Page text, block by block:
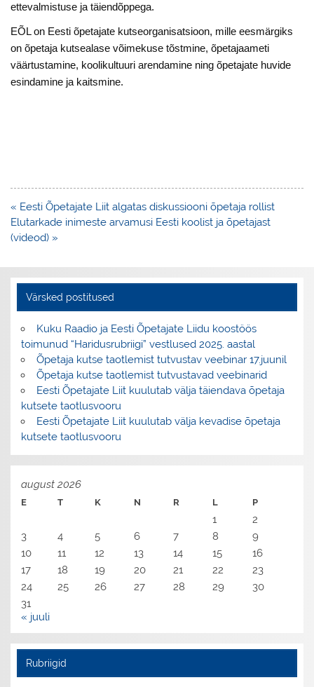
ettevalmistuse ja täiendõppega.
EÕL on Eesti õpetajate kutseorganisatsioon, mille eesmärgiks
on õpetaja kutsealase võimekuse tõstmine, õpetajaameti
väärtustamine, koolikultuuri arendamine ning õpetajate huvide
esindamine ja kaitsmine.
Navigeerimine
« Eesti Õpetajate Liit algatas diskussiooni õpetaja rollist
Elutarkade inimeste arvamusi Eesti koolist ja õpetajast
(videod) »
Värsked postitused
Kuku Raadio ja Eesti Õpetajate Liidu koostöös
toimunud “Haridusrubriigi” vestlused 2025. aastal
Õpetaja kutse taotlemist tutvustav veebinar 17.juunil
Õpetaja kutse taotlemist tutvustavad veebinarid
Eesti Õpetajate Liit kuulutab välja täiendava õpetaja
kutsete taotlusvooru
Eesti Õpetajate Liit kuulutab välja kevadise õpetaja
kutsete taotlusvooru
august 2026
E T K N R L P
1
2
3
4 5 6 7 8
9
10
11 12 13 14 15
16
17
18 19 20 21 22
23
24
25 26 27 28 29
30
31
« juuli
Rubriigid